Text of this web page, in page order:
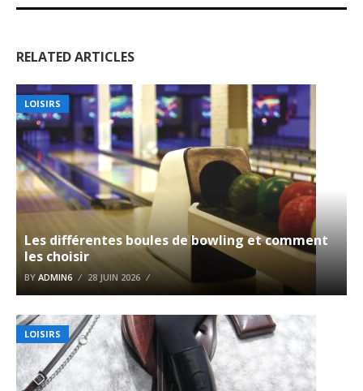
RELATED ARTICLES
LOISIRS
Les différentes boules de bowling et comment
les choisir
BY ADMIN6 28 JUIN 2026
LOISIRS